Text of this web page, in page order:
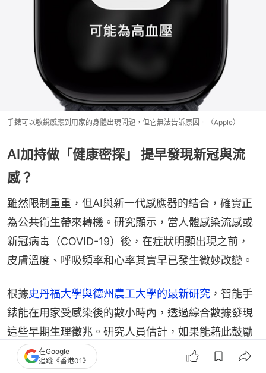
手錶可以敏銳感應到用家的身體出現問題，但它無法告訴原因。（Apple）
AI加持做「健康密探」 提早發現新冠與流
感？
雖然限制重重，但AI與新一代感應器的結合，確實正
為公共衛生帶來轉機。研究顯示，當人體感染流感或
新冠病毒（COVID-19）後，在症狀明顯出現之前，
皮膚溫度、呼吸頻率和心率其實早已發生微妙改變。
根據史丹福大學與德州農工大學的最新研究 ，智能手
錶能在用家受感染後的數小時內，透過綜合數據發現
這些早期生理徵兆。研究人員估計，如果能藉此鼓勵
用家提早隔離、進行檢測並尋求治療，理論上可以將
大流行病毒的傳播率降低高達50%。
在Google
追蹤《香港01》